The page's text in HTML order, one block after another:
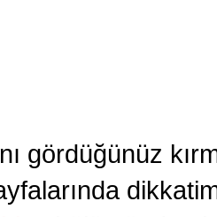
gördüğünüz